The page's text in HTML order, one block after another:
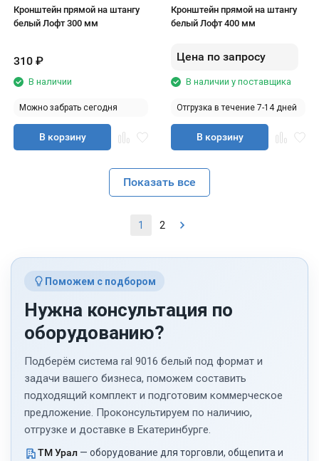
Кронштейн прямой на штангу
белый Лофт 300 мм
310 ₽
В наличии
Можно забрать сегодня
В корзину
Кронштейн прямой на штангу
белый Лофт 400 мм
Цена по запросу
В наличии у поставщика
Отгрузка в течение 7-14 дней
В корзину
Показать все
1 2
Поможем с подбором
Нужна консультация по
оборудованию?
Подберём система ral 9016 белый под формат и
задачи вашего бизнеса, поможем составить
подходящий комплект и подготовим коммерческое
предложение. Проконсультируем по наличию,
отгрузке и доставке в Екатеринбурге.
ТМ Урал — оборудование для торговли, общепита и